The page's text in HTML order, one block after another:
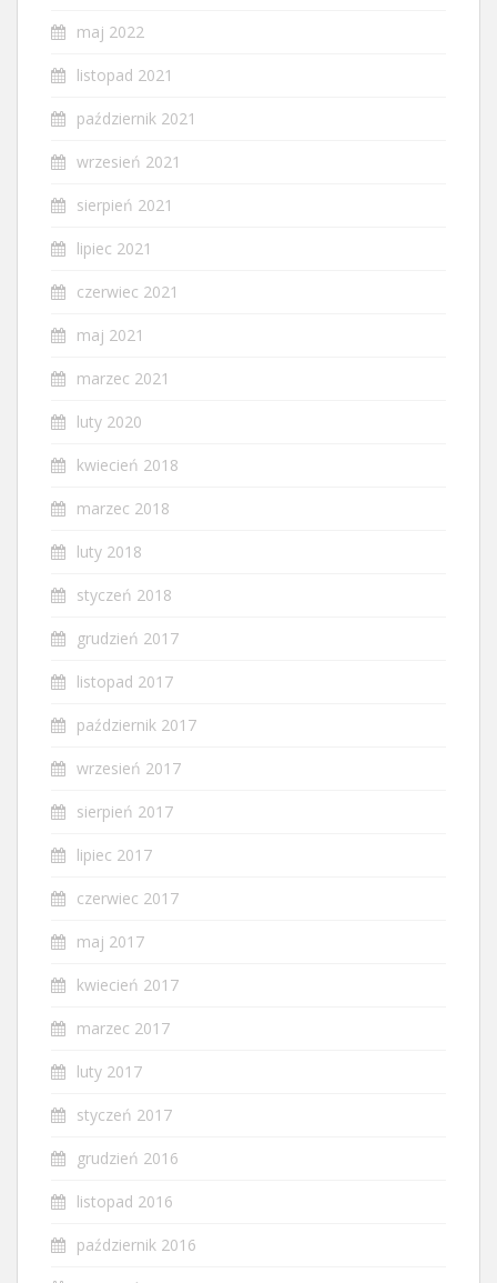
maj 2022
listopad 2021
październik 2021
wrzesień 2021
sierpień 2021
lipiec 2021
czerwiec 2021
maj 2021
marzec 2021
luty 2020
kwiecień 2018
marzec 2018
luty 2018
styczeń 2018
grudzień 2017
listopad 2017
październik 2017
wrzesień 2017
sierpień 2017
lipiec 2017
czerwiec 2017
maj 2017
kwiecień 2017
marzec 2017
luty 2017
styczeń 2017
grudzień 2016
listopad 2016
październik 2016